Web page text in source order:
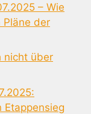
– Wie
Pläne der
nicht über